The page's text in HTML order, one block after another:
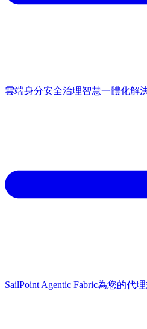
雲端身分安全治理智慧一體化解
SailPoint Agentic Fabric為您的代